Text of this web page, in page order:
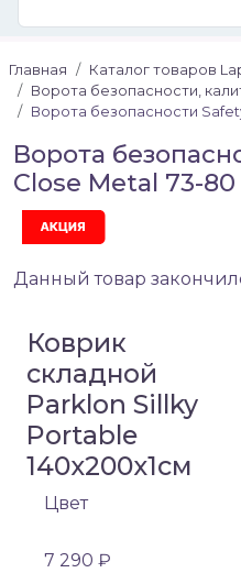
Главная
Каталог товаров
Ворота безопасности,
Ворота безопасности
Ворота
Close Metal 73-
Данный товар
Коврик
складной
Parklon Sillky
Portable
140x200x1см
Цвет
7 290 ₽